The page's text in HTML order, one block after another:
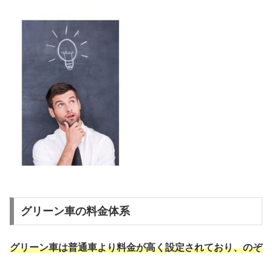
グリーン車の料金体系
グリーン車は普通車より料金が高く設定されており、のぞ